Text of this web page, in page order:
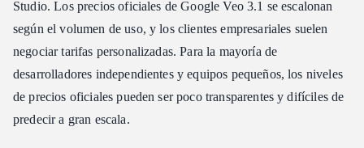
Studio. Los precios oficiales de Google Veo 3.1 se escalonan
según el volumen de uso, y los clientes empresariales suelen
negociar tarifas personalizadas. Para la mayoría de
desarrolladores independientes y equipos pequeños, los niveles
de precios oficiales pueden ser poco transparentes y difíciles de
predecir a gran escala.